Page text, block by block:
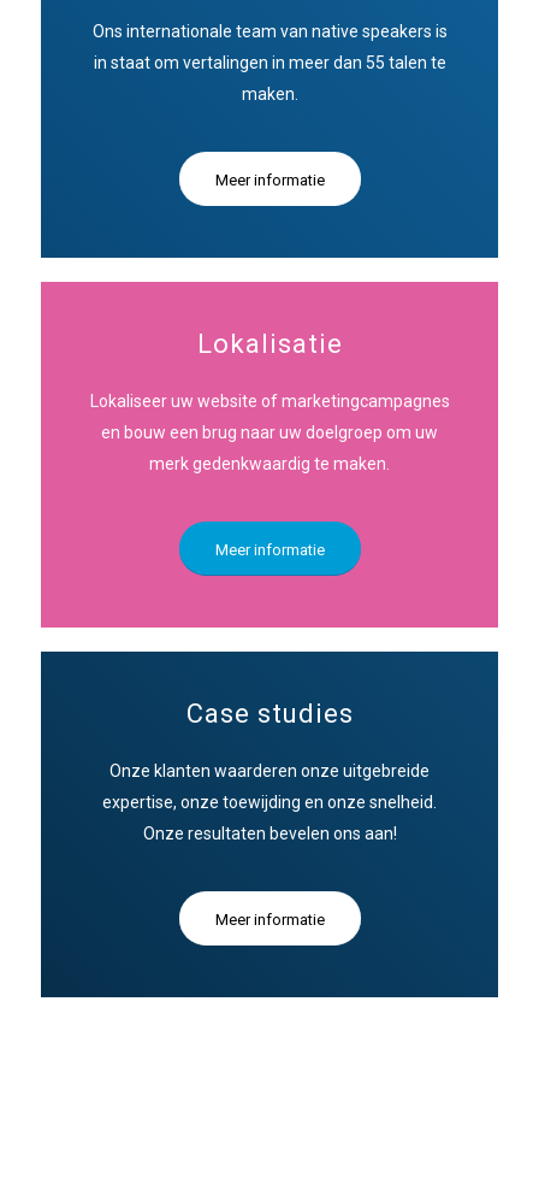
Ons internationale team van native speakers is
in staat om vertalingen in meer dan 55 talen te
maken.
Meer informatie
Lokalisatie
Lokaliseer uw website of marketingcampagnes
en bouw een brug naar uw doelgroep om uw
merk gedenkwaardig te maken.
Meer informatie
Case studies
Onze klanten waarderen onze uitgebreide
expertise, onze toewijding en onze snelheid.
Onze resultaten bevelen ons aan!
Meer informatie